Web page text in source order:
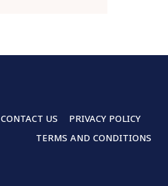
CONTACT US
PRIVACY POLICY
TERMS AND CONDITIONS